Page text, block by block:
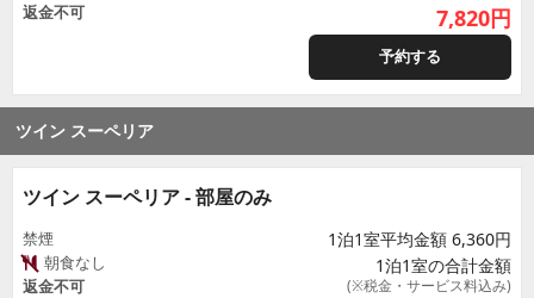
返金不可
7,820円
予約する
ツイン スーペリア
ツイン スーペリア - 部屋のみ
禁煙
朝食なし
返金不可
1泊1室平均金額 6,360円
1泊1室の合計金額
(※税金・サービス料込み)